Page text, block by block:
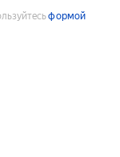
формой